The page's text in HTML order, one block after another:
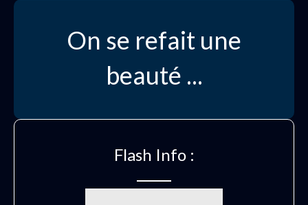
On se refait une
beauté ...
Flash Info :